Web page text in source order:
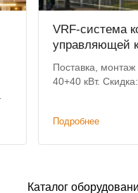
VRF-система
управляющей
Поставка,
40+40 кВт.
Подробнее
Каталог